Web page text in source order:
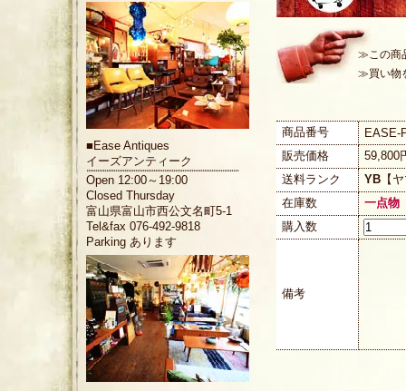
≫この商
≫買い物
商品番号
EASE-
販売価格
59,800
送料ランク
YB 【
在庫数
一点物
購入数
備考
■ Ease Antiques
イーズアンティーク
Open 12:00～19:00
Closed Thursday
富山県富山市西公文名町5-1
Tel&fax 076-492-9818
Parking あります